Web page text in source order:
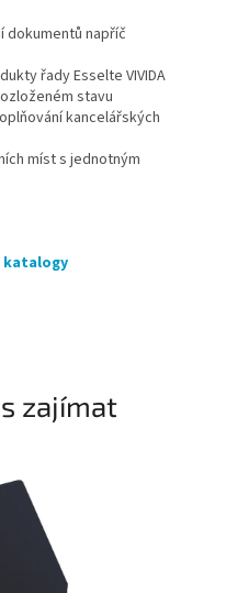
dokumentů napříč
řady Esselte VIVIDA
stavu
kancelářských
míst s jednotným
katalogy
zajímat